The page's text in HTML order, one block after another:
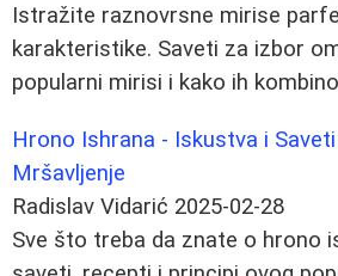
Istražite raznovrsne mirise
karakteristike. Saveti za izbor
popularni mirisi i kako ih
Hrono Ishrana - Iskustva i
Mršavljenje
Radislav Vidarić 2025-02-28
Sve što treba da znate o hrono